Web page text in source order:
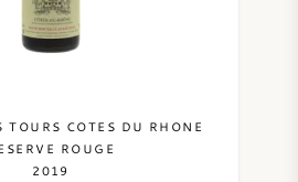
TOURS COTES DU RHONE
ROUGE
2019